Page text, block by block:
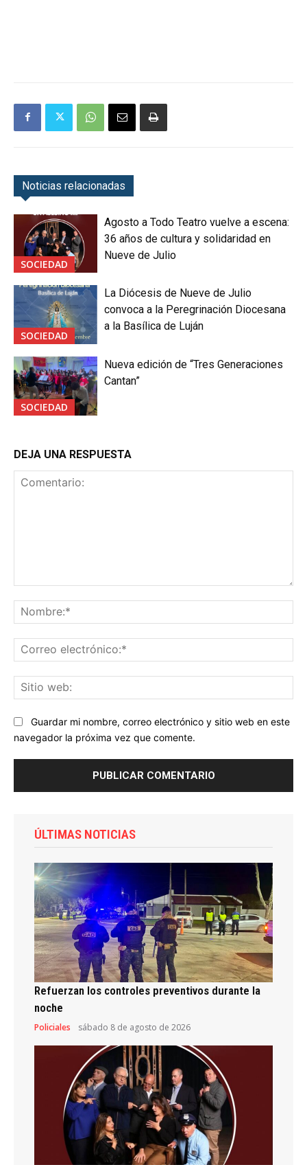
Noticias relacionadas
SOCIEDAD
Agosto a Todo Teatro vuelve a escena:
36 años de cultura y solidaridad en
Nueve de Julio
SOCIEDAD
La Diócesis de Nueve de Julio
convoca a la Peregrinación Diocesana
a la Basílica de Luján
SOCIEDAD
Nueva edición de “Tres Generaciones
Cantan”
DEJA UNA RESPUESTA
Guardar mi nombre, correo electrónico y sitio web en este
navegador la próxima vez que comente.
ÚLTIMAS NOTICIAS
Refuerzan los controles preventivos durante la
noche
Policiales sábado 8 de agosto de 2026